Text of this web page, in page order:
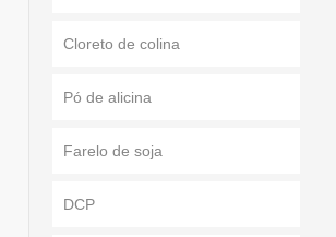
Cloreto de colina
Pó de alicina
Farelo de soja
DCP